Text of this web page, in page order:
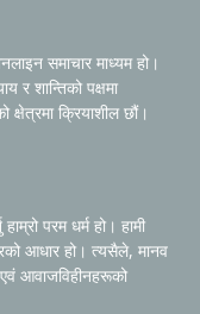
समाचार माध्यम हो।
र शान्तिको पक्षमा
क्रियाशील छौं।
परम धर्म हो। हामी
आधार हो। त्यसैले, मानव
आवाजविहीनहरूको